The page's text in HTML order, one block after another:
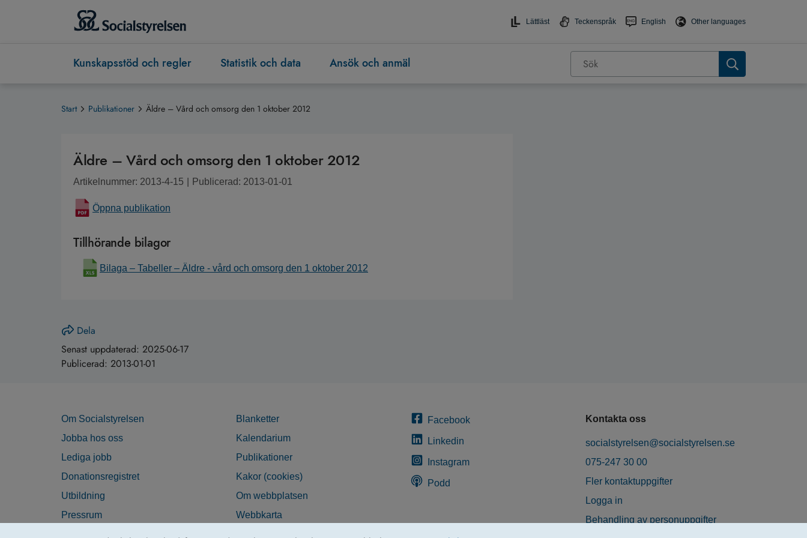
Lättläst Teckenspråk English Other languages
Kunskapsstöd och regler Statistik och data Ansök och anmäl
Start Publikationer Äldre – Vård och omsorg den 1 oktober 2012
Äldre – Vård och omsorg den 1 oktober 2012
Artikelnummer: 2013-4-15 Publicerad: 2013-01-01
Öppna publikation
Tillhörande bilagor
Bilaga – Tabeller – Äldre - vård och omsorg den 1 oktober 2012
Dela
Senast uppdaterad: 2025-06-17
Publicerad: 2013-01-01
Om Socialstyrelsen
Jobba hos oss
Lediga jobb
Donationsregistret
Utbildning
Pressrum
Blanketter
Kalendarium
Publikationer
Kakor (cookies)
Om webbplatsen
Webbkarta
Facebook
Linkedin
Instagram
Podd
Kontakta oss
socialstyrelsen@socialstyrelsen.se
075-247 30 00
Fler kontaktuppgifter
Logga in
Behandling av personuppgifter